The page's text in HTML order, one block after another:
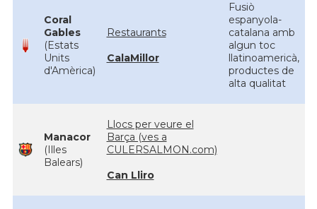
Coral
Gables
(Estats
Units
d'Amèrica)
Restaurants
CalaMillor
Fusiò
espanyola-
catalana amb
algun toc
llatinoamericà,
productes de
alta qualitat
Manacor
(Illes
Balears)
Llocs per veure el
Barça (ves a
CULERSALMON.com)
Can Lliro